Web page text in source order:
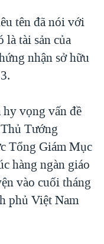
tên đã nói với
là tài sản của
nhận sở hữu
vọng vấn đề
Tướng
Tổng Giám Mục
hàng ngàn giáo
vào cuối tháng
phủ Việt Nam